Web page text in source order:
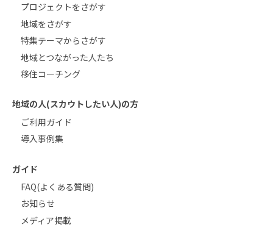
プロジェクトをさがす
地域をさがす
特集テーマからさがす
地域とつながった人たち
移住コーチング
地域の人(スカウトしたい人)の方
ご利用ガイド
導入事例集
ガイド
FAQ(よくある質問)
お知らせ
メディア掲載